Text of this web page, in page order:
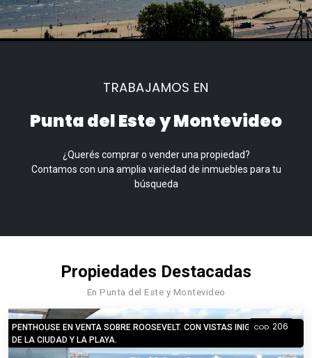
TRABAJAMOS EN
Punta del Este y Montevideo
¿Querés comprar o vender una propiedad?
Contamos con una amplia variedad de inmuebles para tu
búsqueda
Propiedades Destacadas
En Punta del Este y Montevideo
PENTHOUSE EN VENTA SOBRE ROOSEVELT. CON VISTAS INIGUALABLES
DE LA CIUDAD Y LA PLAYA.
COD. 206